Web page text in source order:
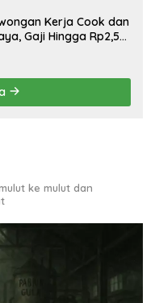
Kerja Cook dan
Gaji Hingga Rp2,5
ke mulut dan